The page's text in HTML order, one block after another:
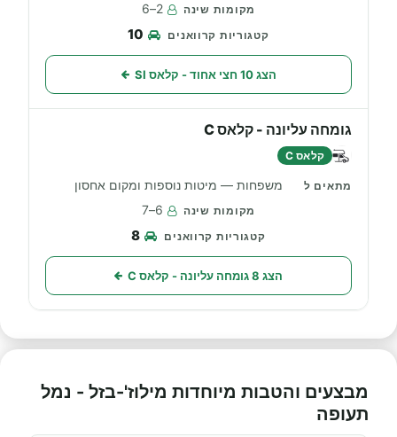
2–6
10
הצג 10 חצי אחוד - קלאס SI
גומחה עליונה - קלאס C
קלאס C
משפחות — מיטות נוספות ומקום אחסון
6–7
8
הצג 8 גומחה עליונה - קלאס C
מבצעים והטבות מיוחדות מילוז'-בזל - נמל
תעופה